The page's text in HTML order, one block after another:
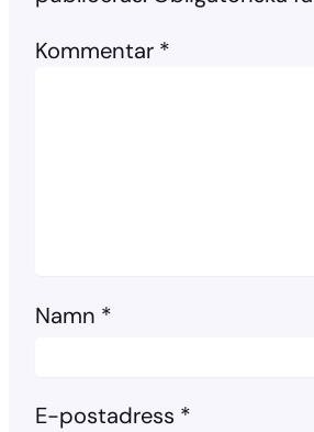
Kommentar *
Namn *
E-postadress *